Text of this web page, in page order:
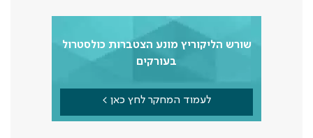
שורש הליקוריץ מונע הצטברות כולסטרול
לעמוד המחקר לחץ כאן >